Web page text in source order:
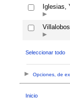
Iglesias,
Seleccionar todo
Opciones, de
Inicio